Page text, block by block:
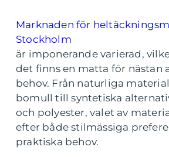
Marknaden för
Stockholm
är imponerande varierad,
det finns en matta för nästan
behov. Från naturliga
bomull till syntetiska
och polyester, valet av
efter både stilmässiga
praktiska behov.